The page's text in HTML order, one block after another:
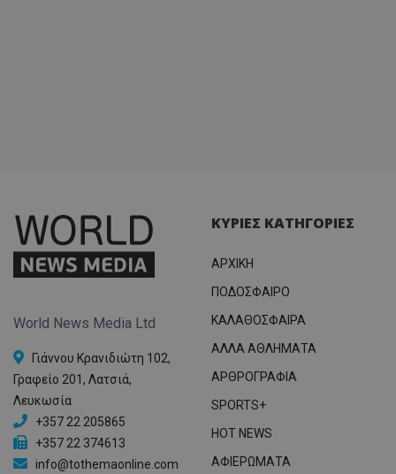
World News Media Ltd
Γιάννου Κρανιδιώτη 102,
Γραφείο 201, Λατσιά,
Λευκωσία
+357 22 205865
+357 22 374613
info@tothemaonline.com
ΚΥΡΙΕΣ ΚΑΤΗΓΟΡΙΕΣ
ΑΡΧΙΚΗ
ΠΟΔΟΣΦΑΙΡΟ
ΚΑΛΑΘΟΣΦΑΙΡΑ
ΑΛΛΑ ΑΘΛΗΜΑΤΑ
ΑΡΘΡΟΓΡΑΦΙΑ
SPORTS+
HOT NEWS
ΑΦΙΕΡΩΜΑΤΑ